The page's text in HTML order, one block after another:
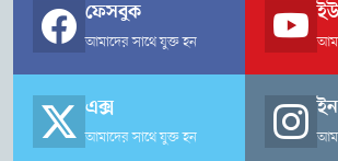
ফেসবুক
আমাদের সাথে যুক্ত হন
এক্স
আমাদের সাথে যুক্ত হন